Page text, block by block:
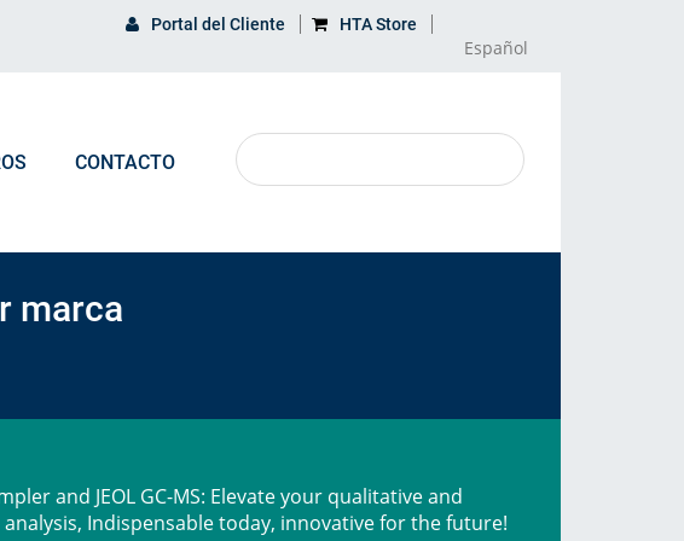
Portal del Cliente HTA Store
Español
Producto descontinuado
Impacto ambiental
CONTACTO
marca
and JEOL GC-MS: Elevate your qualitative and
Indispensable today, innovative for the future!